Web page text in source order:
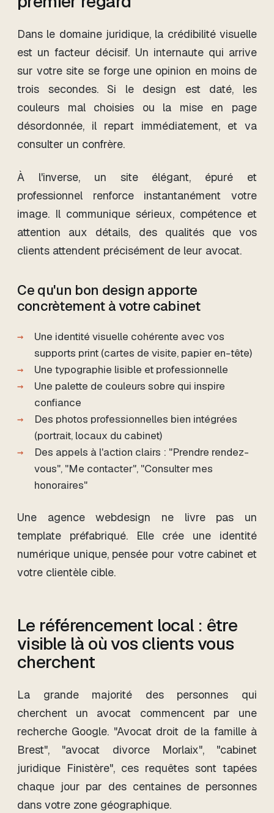
Dans le domaine juridique, la crédibilité visuelle
est un facteur décisif. Un internaute qui arrive
sur votre site se forge une opinion en moins de
trois secondes. Si le design est daté, les
couleurs mal choisies ou la mise en page
désordonnée, il repart immédiatement, et va
consulter un confrère.
À l'inverse, un site élégant, épuré et
professionnel renforce instantanément votre
image. Il communique sérieux, compétence et
attention aux détails, des qualités que vos
clients attendent précisément de leur avocat.
Ce qu'un bon design apporte
concrètement à votre cabinet
Une identité visuelle cohérente avec vos
supports print (cartes de visite, papier en-tête)
Une typographie lisible et professionnelle
Une palette de couleurs sobre qui inspire
confiance
Des photos professionnelles bien intégrées
(portrait, locaux du cabinet)
Des appels à l'action clairs : "Prendre rendez-
vous", "Me contacter", "Consulter mes
honoraires"
Une agence webdesign ne livre pas un
template préfabriqué. Elle crée une identité
numérique unique, pensée pour votre cabinet et
votre clientèle cible.
Le référencement local : être
visible là où vos clients vous
cherchent
La grande majorité des personnes qui
cherchent un avocat commencent par une
recherche Google. "Avocat droit de la famille à
Brest", "avocat divorce Morlaix", "cabinet
juridique Finistère", ces requêtes sont tapées
chaque jour par des centaines de personnes
dans votre zone géographique.